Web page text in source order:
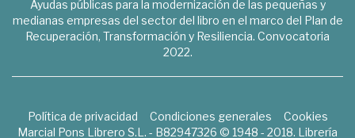
Ayudas públicas para la modernización de las pequeñas y
medianas empresas del sector del libro en el marco del Plan de
Recuperación, Transformación y Resiliencia. Convocatoria
2022.
Política de privacidad Condiciones generales
Cookies
Marcial Pons Librero S.L. - B82947326 © 1948 - 2018. Librería